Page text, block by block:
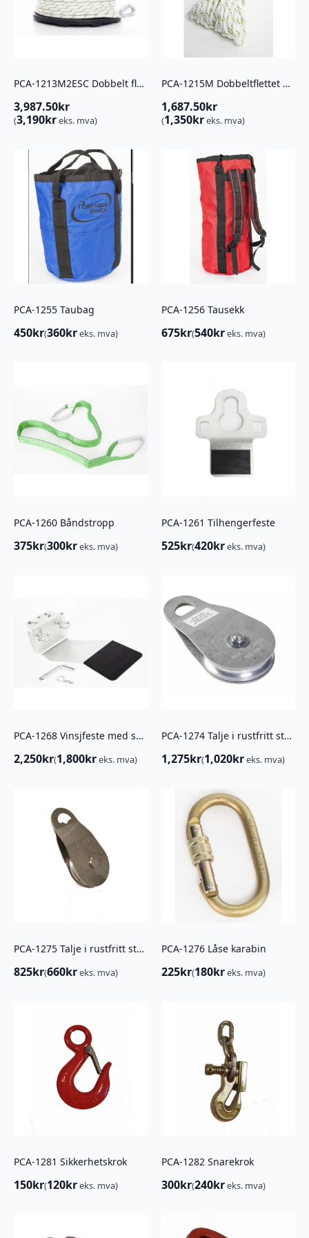
PCA-1213M2ESC Dobbelt flettet polyestertau m/ kauser 12mm x 100m
3,987.50kr
(3,190kreks. mva)
PCA-1215M Dobbeltflettet polyestertau 12mm x 50m
1,687.50kr
(1,350kreks. mva)
PCA-1255 Taubag
450kr(360kreks. mva)
PCA-1256 Tausekk
675kr(540kreks. mva)
PCA-1260 Båndstropp
375kr(300kreks. mva)
PCA-1261 Tilhengerfeste
525kr(420kreks. mva)
PCA-1268 Vinsjfeste med svingledd
2,250kr(1,800kreks. mva)
PCA-1274 Talje i rustfritt stål, Enkel
1,275kr(1,020kreks. mva)
PCA-1275 Talje i rustfritt stål, Enkel
825kr(660kreks. mva)
PCA-1276 Låse karabin
225kr(180kreks. mva)
PCA-1281 Sikkerhetskrok
150kr(120kreks. mva)
PCA-1282 Snarekrok
300kr(240kreks. mva)